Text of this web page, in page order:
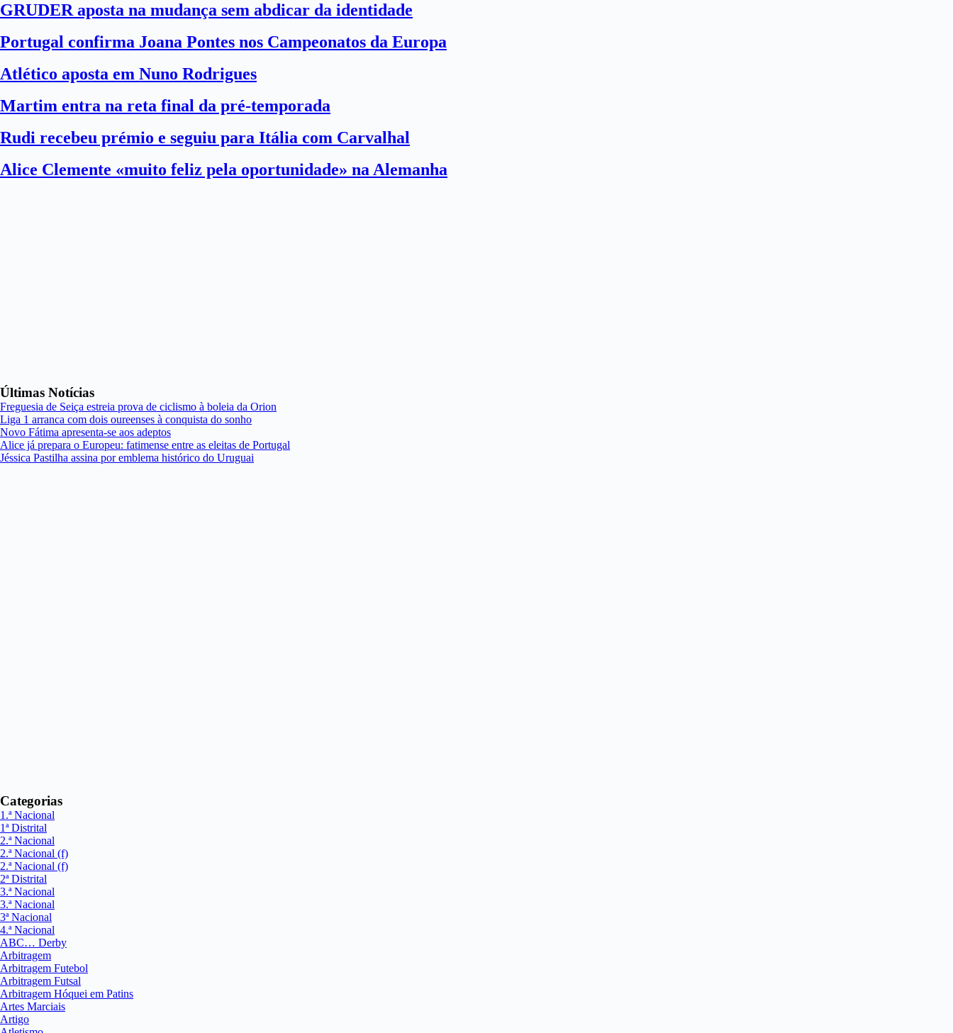
GRUDER aposta na mudança sem abdicar da identidade
Portugal confirma Joana Pontes nos Campeonatos da Europa
Atlético aposta em Nuno Rodrigues
Martim entra na reta final da pré-temporada
Rudi recebeu prémio e seguiu para Itália com Carvalhal
Alice Clemente «muito feliz pela oportunidade» na Alemanha
Últimas Notícias
Freguesia de Seiça estreia prova de ciclismo à boleia da Orion
Liga 1 arranca com dois oureenses à conquista do sonho
Novo Fátima apresenta-se aos adeptos
Alice já prepara o Europeu: fatimense entre as eleitas de Portugal
Jéssica Pastilha assina por emblema histórico do Uruguai
Categorias
1.ª Nacional
1ª Distrital
2.ª Nacional
2.ª Nacional (f)
2.ª Nacional (f)
2ª Distrital
3.ª Nacional
3.ª Nacional
3ª Nacional
4.ª Nacional
ABC… Derby
Arbitragem
Arbitragem Futebol
Arbitragem Futsal
Arbitragem Hóquei em Patins
Artes Marciais
Artigo